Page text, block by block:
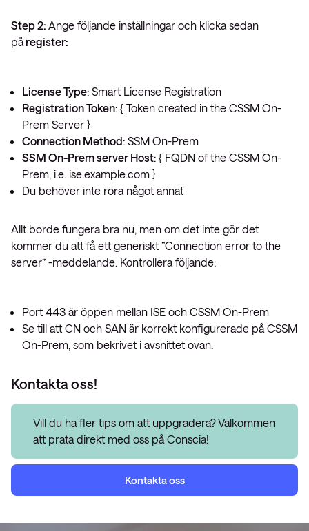
Step 2: Ange följande inställningar och klicka sedan
på register:
License Type: Smart License Registration
Registration Token: { Token created in the CSSM On-
Prem Server }
Connection Method: SSM On-Prem
SSM On-Prem server Host: { FQDN of the CSSM On-
Prem, i.e. ise.example.com }
Du behöver inte röra något annat
Allt borde fungera bra nu, men om det inte gör det
kommer du att få ett generiskt ”Connection error to the
server” -meddelande. Kontrollera följande:
Port 443 är öppen mellan ISE och CSSM On-Prem
Se till att CN och SAN är korrekt konfigurerade på CSSM
On-Prem, som bekrivet i avsnittet ovan.
Kontakta oss!
Vill du ha fler tips om att uppgradera? Välkommen
att prata direkt med oss på Conscia!
Kontakta oss